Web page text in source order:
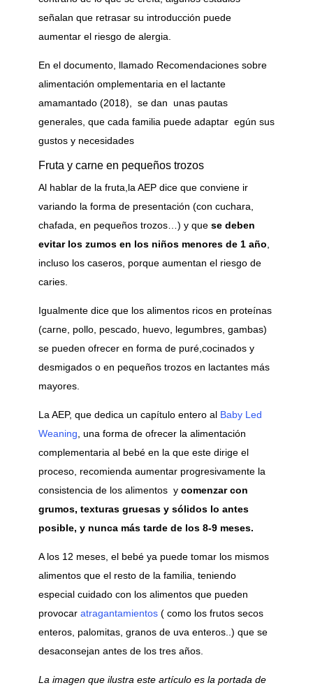
señalan que retrasar su introducción puede
aumentar el riesgo de alergia.
En el documento, llamado Recomendaciones sobre
alimentación omplementaria en el lactante
amamantado (2018), se dan unas pautas
generales, que cada familia puede adaptar egún sus
gustos y necesidades
Fruta y carne en pequeños trozos
Al hablar de la fruta,la AEP dice que conviene ir
variando la forma de presentación (con cuchara,
chafada, en pequeños trozos…) y que se deben
evitar los zumos en los niños menores de 1 año
incluso los caseros, porque aumentan el riesgo de
caries.
Igualmente dice que los alimentos ricos en proteínas
(carne, pollo, pescado, huevo, legumbres, gambas)
se pueden ofrecer en forma de puré,cocinados y
desmigados o en pequeños trozos en lactantes más
mayores.
La AEP, que dedica un capítulo entero al Baby Led
Weaning , una forma de ofrecer la alimentación
complementaria al bebé en la que este dirige el
proceso, recomienda aumentar progresivamente la
consistencia de los alimentos y comenzar con
grumos, texturas gruesas y sólidos lo antes
posible, y nunca más tarde de los 8-9 meses.
A los 12 meses, el bebé ya puede tomar los mismos
alimentos que el resto de la familia, teniendo
especial cuidado con los alimentos que pueden
provocar atragantamientos( como los frutos secos
enteros, palomitas, granos de uva enteros..) que se
desaconsejan antes de los tres años.
La imagen que ilustra este artículo es la portada de